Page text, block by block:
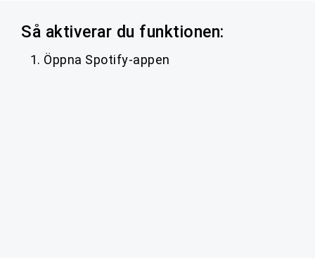
Så aktiverar du funktionen:
Öppna Spotify-appen